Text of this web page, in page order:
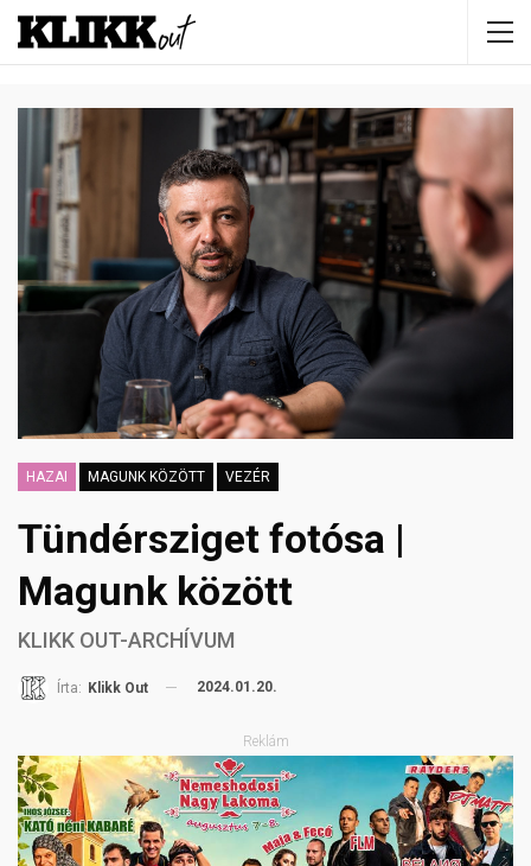
HAZAI MAGUNK KÖZÖTT VEZÉR
Tündérsziget fotósa |
Magunk között
KLIKK OUT-ARCHÍVUM
Írta: Klikk Out 2024.01.20.
Reklám